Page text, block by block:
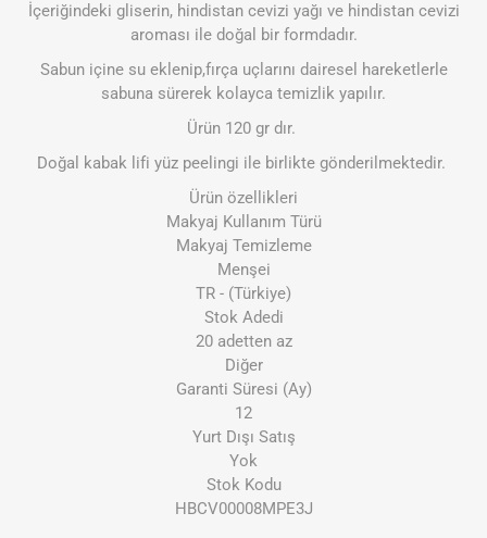
İçeriğindeki gliserin, hindistan cevizi yağı ve hindistan cevizi
aroması ile doğal bir formdadır.
Sabun içine su eklenip,fırça uçlarını dairesel hareketlerle
sabuna sürerek kolayca temizlik yapılır.
Ürün 120 gr dır.
Doğal kabak lifi yüz peelingi ile birlikte gönderilmektedir.
Ürün özellikleri
Makyaj Kullanım Türü
Makyaj Temizleme
Menşei
TR - (Türkiye)
Stok Adedi
20 adetten az
Diğer
Garanti Süresi (Ay)
12
Yurt Dışı Satış
Yok
Stok Kodu
HBCV00008MPE3J